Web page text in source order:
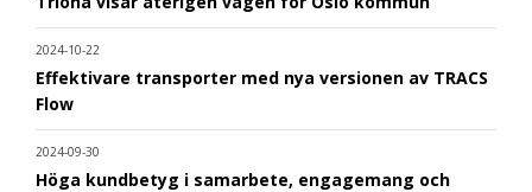
2024-10-22
Effektivare transporter med nya versionen av TRACS
Flow
2024-09-30
Höga kundbetyg i samarbete, engagemang och